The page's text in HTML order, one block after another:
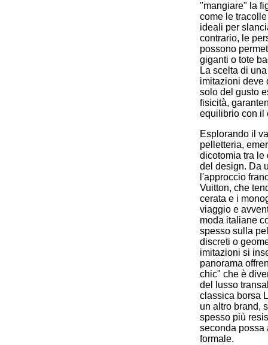
"mangiare" la
come le
ideali per
contrario, le
possono
giganti o tote
La scelta di
imitazioni deve
solo del gusto
fisicità,
equilibrio con il
Esplorando il
pelletteria,
dicotomia tra le
del design. Da
l'approccio
Vuitton, che
cerata e i
viaggio e
moda italiane
spesso sulla
discreti o
imitazioni si
panorama
chic" che è
del lusso
classica borsa
un altro brand,
spesso più
seconda possa
formale.